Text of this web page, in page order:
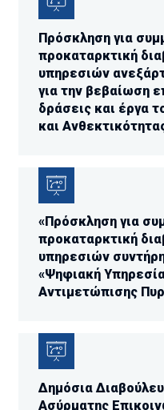
Πρόσκληση για
προκαταρκτική
υπηρεσιών
για την βεβαίωση
δράσεις και έργα
και
«Πρόσκληση για
προκαταρκτική
υπηρεσιών
«Ψηφιακή
Αντιμετώπισης
Δημόσια
Ασύρματης